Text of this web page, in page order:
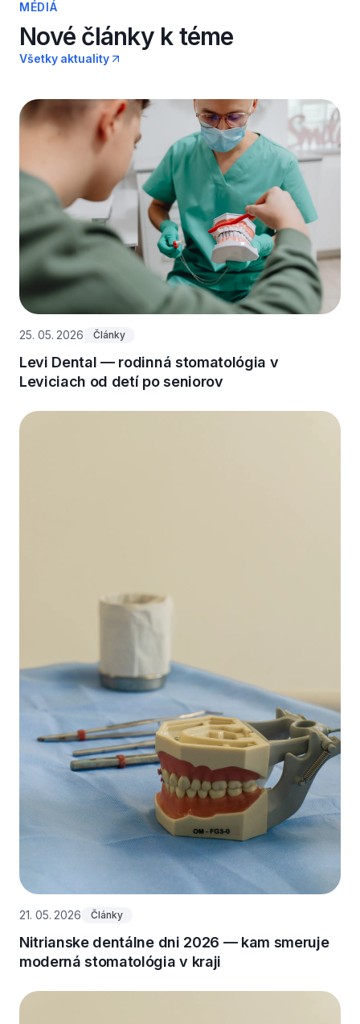
MÉDIÁ
Nové články k téme
Všetky aktuality
25. 05. 2026 Články
Levi Dental — rodinná stomatológia v
Leviciach od detí po seniorov
21. 05. 2026 Články
Nitrianske dentálne dni 2026 — kam smeruje
moderná stomatológia v kraji